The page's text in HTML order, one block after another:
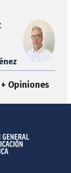
+ Opiniones